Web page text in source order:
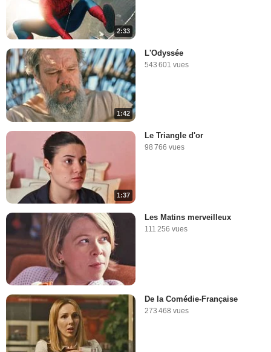
2:33
1:42
L'Odyssée
543 601 vues
1:37
Le Triangle d'or
98 766 vues
Les Matins merveilleux
111 256 vues
De la Comédie-Française
273 468 vues